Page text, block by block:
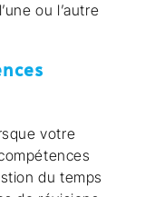
ou l’autre
votre
du temps